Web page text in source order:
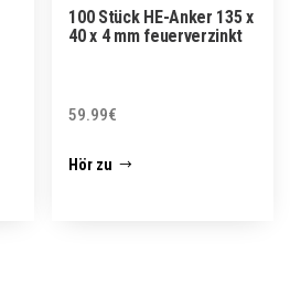
100 Stück HE-Anker 135 x
40 x 4 mm feuerverzinkt
59.99€
Hör zu